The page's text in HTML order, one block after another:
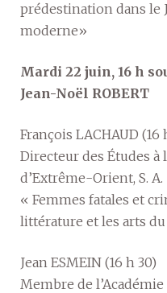
prédestination dans le
moderne»
Mardi 22 juin, 16 h
Jean-Noël ROBERT
François LACHAUD (16
Directeur des Études à
d’Extrême-Orient, S. A.
« Femmes fatales et
littérature et les arts du
Jean ESMEIN (16 h 30)
Membre de l’Académie